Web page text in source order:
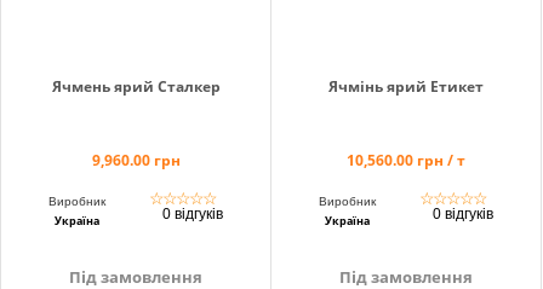
Ячмень ярий Сталкер
9,960.00 грн
Виробник
Україна
☆☆☆☆☆
0 відгуків
Під замовлення
Ячмінь ярий Етикет
10,560.00 грн / т
Виробник
Україна
☆☆☆☆☆
0 відгуків
Під замовлення